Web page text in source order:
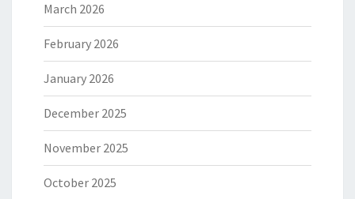
March 2026
February 2026
January 2026
December 2025
November 2025
October 2025